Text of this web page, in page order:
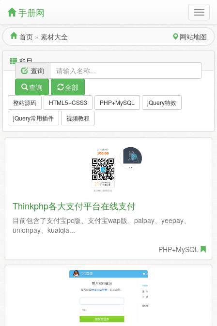
手册网
首页 » 素材大全 网站地图
栏目
查询
查询
全部
整站源码 HTML5+CSS3 PHP+MySQL
jQuery特效
jQuery常用插件
视频教程
Thinkphp各大支付平台在线支付
目前包含了支付宝pc版、支付宝wap版、palpay、yeepay、
unionpay、kuaiqia...
PHP+MySQL